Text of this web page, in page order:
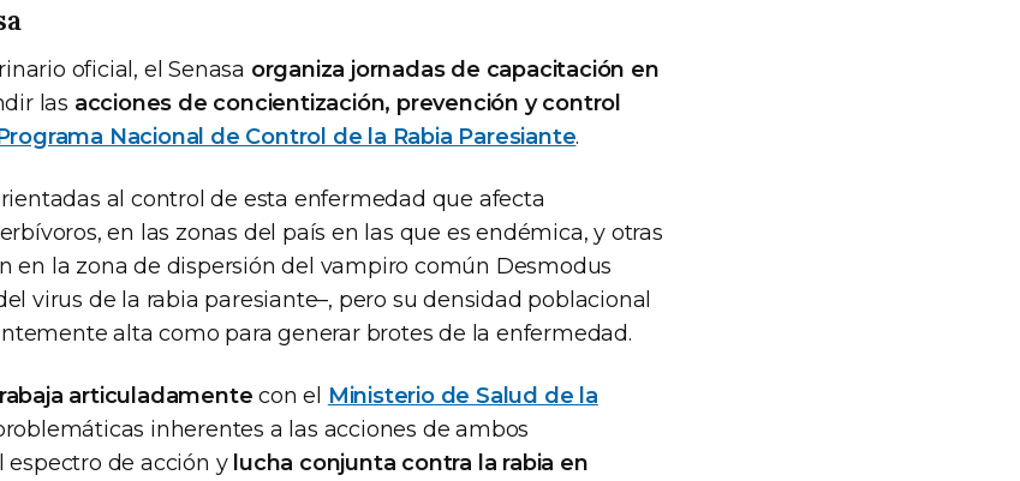
oficial, el Senasa organiza jornadas de capacitación en
las acciones de concientización, prevención y control
Nacional de Control de la Rabia Paresiante.
al control de esta enfermedad que afecta
en las zonas del país en las que es endémica, y otras
en la zona de dispersión del vampiro común Desmodus
virus de la rabia paresiante–, pero su densidad poblacional
alta como para generar brotes de la enfermedad.
articuladamente con el Ministerio de Salud de la
inherentes a las acciones de ambos
de acción y lucha conjunta contra la rabia en